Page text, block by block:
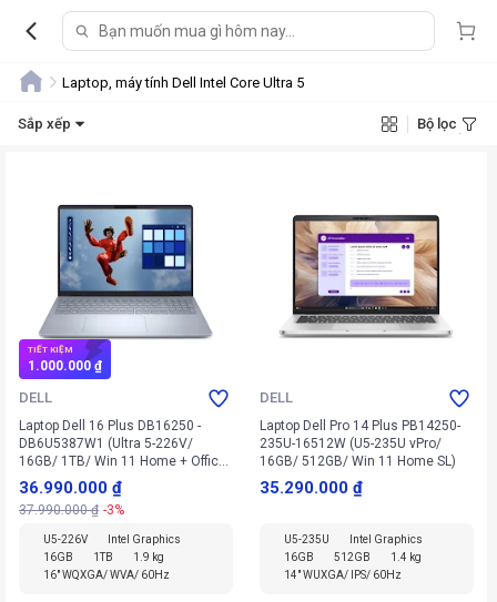
Laptop, máy tính Dell Intel Core Ultra 5
Sắp xếp Bộ lọc
TIẾT KIỆM
1.000.000 ₫
DELL
Laptop Dell 16 Plus DB16250 -
DB6U5387W1 (Ultra 5-226V/
16GB/ 1TB/ Win 11 Home + Office
+ Microsoft)
36.990.000 ₫
37.990.000 ₫ -3%
U5-226V
Intel Graphics
16GB
1TB
1.9 kg
16" WQXGA/ WVA/ 60Hz
DELL
Laptop Dell Pro 14 Plus PB14250-
235U-16512W (U5-235U vPro/
16GB/ 512GB/ Win 11 Home SL)
35.290.000 ₫
U5-235U
Intel Graphics
16GB
512GB
1.4 kg
14" WUXGA/ IPS/ 60Hz